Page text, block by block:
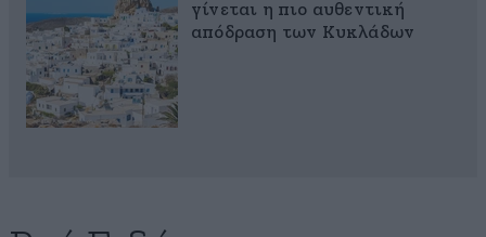
γίνεται η πιο αυθεντική
απόδραση των Κυκλάδων